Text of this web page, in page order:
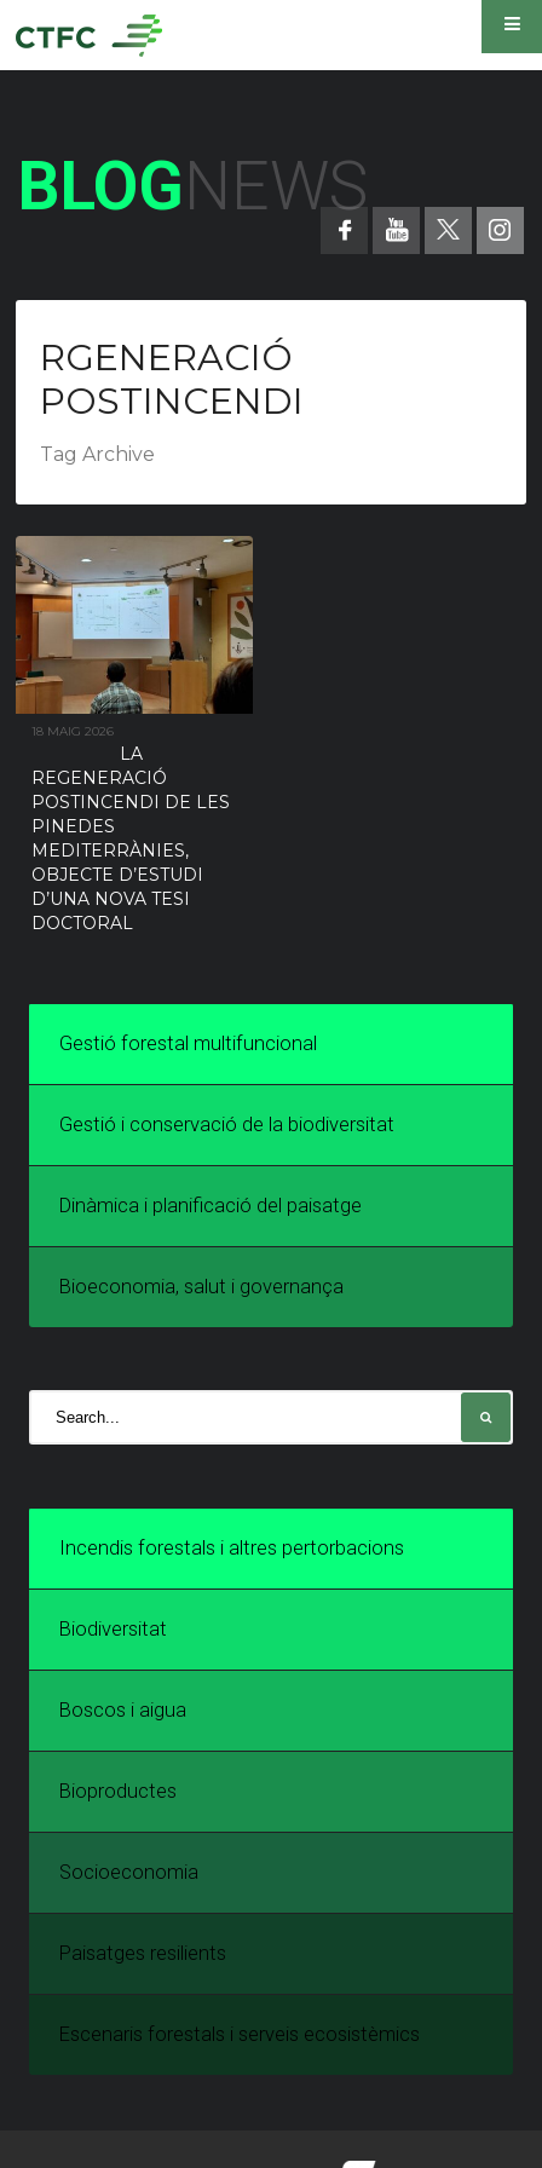
BLOGNEWS
RGENERACIÓ
POSTINCENDI
Tag Archive
18 MAIG 2026
LA
REGENERACIÓ
POSTINCENDI DE LES
PINEDES
MEDITERRÀNIES,
OBJECTE D’ESTUDI
D’UNA NOVA TESI
DOCTORAL
Gestió forestal multifuncional
Gestió i conservació de la biodiversitat
Dinàmica i planificació del paisatge
Bioeconomia, salut i governança
Incendis forestals i altres pertorbacions
Biodiversitat
Boscos i aigua
Bioproductes
Socioeconomia
Paisatges resilients
Escenaris forestals i serveis ecosistèmics